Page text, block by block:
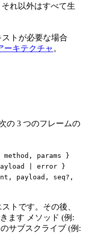
れ以外はすべて生
トが必要な場合
ーキテクチャ 。
の 3 つのフレームの
params }
| error }
payload, seq?,
ストです。その後、
ます メソッド (例:
サブスクライブ (例: